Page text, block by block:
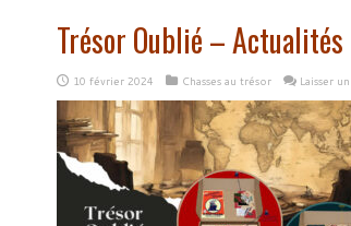
Trésor Oublié – Actualités
10 février 2024 Chasses au trésor Laisser